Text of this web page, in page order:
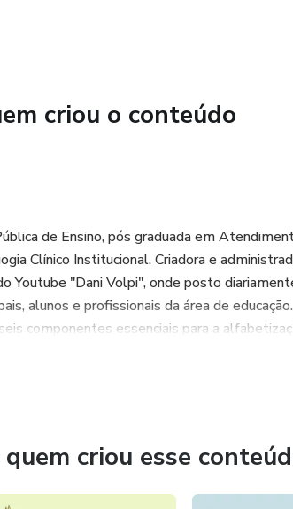
sistematizado, pronto para imprimir e
valorizam práticas baseadas em
fônico;
criou o conteúdo
de Ensino, pós graduada em
Clínico Institucional. Criadora e
Youtube "Dani Volpi", onde posto
alunos e profissionais da área de
componentes essenciais para a
criou esse